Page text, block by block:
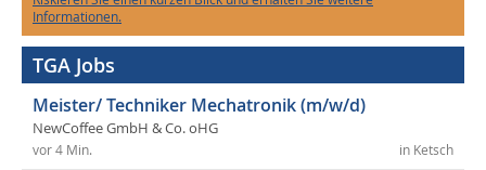
Informationen.
TGA Jobs
Meister/ Techniker Mechatronik (m/w/d)
NewCoffee GmbH & Co. oHG
in Ketsch
vor 4 Min.